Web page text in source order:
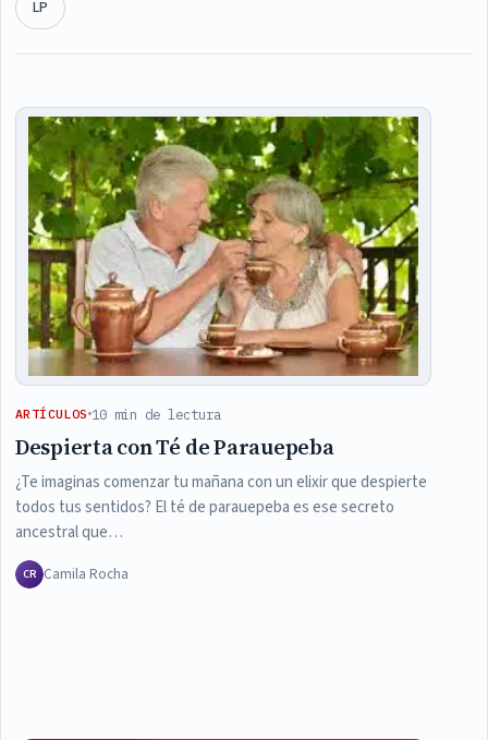
LP
Articles
ARTÍCULOS 10 min de lectura
Despierta con Té de Parauepeba
¿Te imaginas comenzar tu mañana con un elixir que despierte
todos tus sentidos? El té de parauepeba es ese secreto
ancestral que…
CR Camila Rocha